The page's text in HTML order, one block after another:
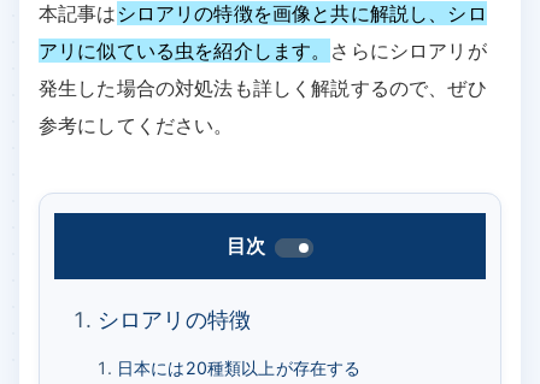
本記事は シロアリの特徴を画像と共に解説し、シロ
アリに似ている虫を紹介します。 さらにシロアリが
発生した場合の対処法も詳しく解説するので、ぜひ
参考にしてください。
目次
シロアリの特徴
日本には20種類以上が存在する